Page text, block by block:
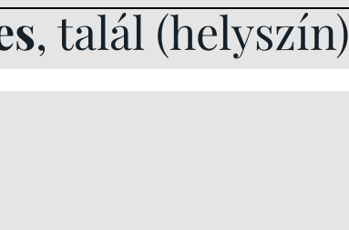
, talál (helyszín)